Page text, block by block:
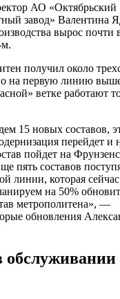
АО «Октябрьский
завод» Валентина
вырос почти
получил около
на первую линию
ветке работают
15 новых составов,
перейдет и
пойдет на
пять составов
линии, которая сейчас
на 50%
метрополитена», —
обновления
обслуживании